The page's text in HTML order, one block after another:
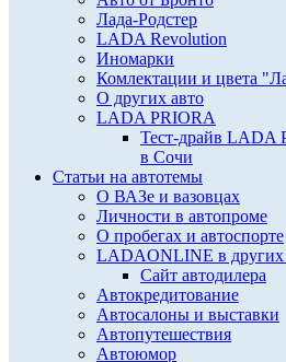
Лада-Родстер
LADA Revolution
Иномарки
Комлектации и цвета
О других авто
LADA PRIORA
Тест-драйв LADA
в Сочи
Статьи на автотемы
О ВАЗе и вазовцах
Личности в автопроме
О пробегах и автоспорте
LADAONLINE в
Сайт автодилера
Автокредитование
Автосалоны и выставки
Автопутешествия
Автоюмор